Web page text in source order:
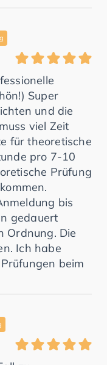
Super
und die
viel Zeit
für theoretische
pro 7-10
Prüfung
bis
gedauert
Ordnung. Die
Ich habe
beim